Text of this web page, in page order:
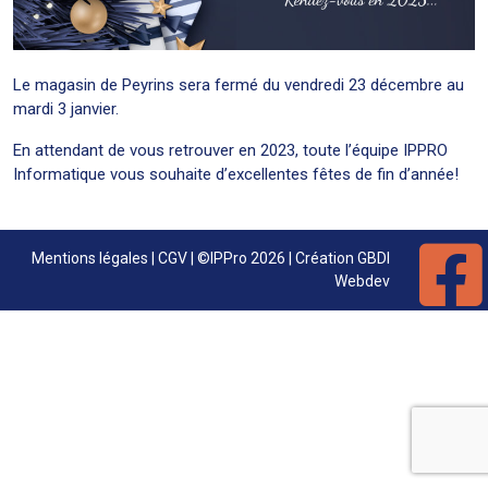
Le magasin de Peyrins sera fermé du vendredi 23 décembre au
mardi 3 janvier.
En attendant de vous retrouver en 2023, toute l’équipe IPPRO
Informatique vous souhaite d’excellentes fêtes de fin d’année!
Mentions légales CGV | ©IPPro 2026 | Création GBDI
Webdev